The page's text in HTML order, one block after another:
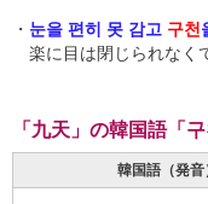
・ 눈을 편히 못 감고 구천
楽に目は閉じられなく
「九天」の韓国語「
韓国語（発音